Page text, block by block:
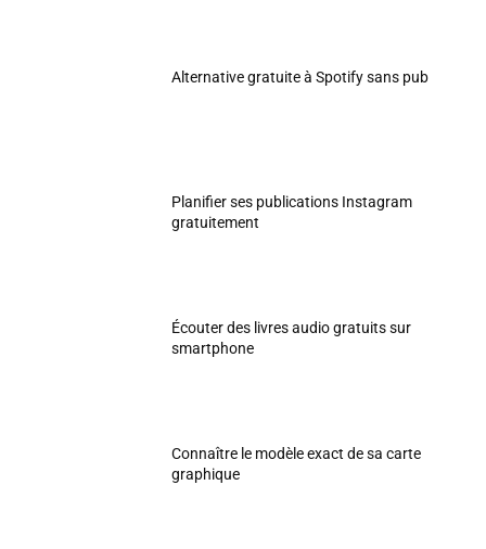
Alternative gratuite à Spotify sans pub
Planifier ses publications Instagram
gratuitement
Écouter des livres audio gratuits sur
smartphone
Connaître le modèle exact de sa carte
graphique